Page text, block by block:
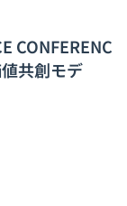
CONFERENC
共創モデ